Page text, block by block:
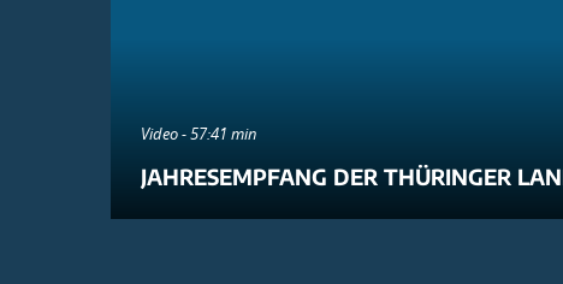
Video - 57:41 min
JAHRESEMPFANG DER THÜRINGER